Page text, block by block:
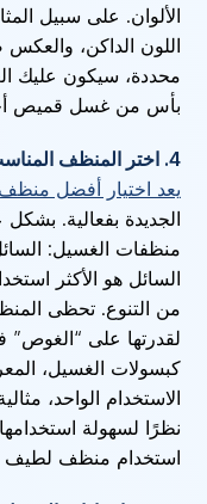
الألوان. على سبيل
اللون الداكن، والعكس
محددة، سيكون عليك
بأس من غسل قميص
4. اختر المنظف المناسب.
يعد اختيار أفضل منظف
الجديدة بفعالية. بشكل
منظفات الغسيل:
السائل هو الأكثر
من التنوع. تحظى
لقدرتها على “الغوص”
كبسولات الغسيل،
الاستخدام الواحد،
نظرًا لسهولة
استخدام منظف لطيف